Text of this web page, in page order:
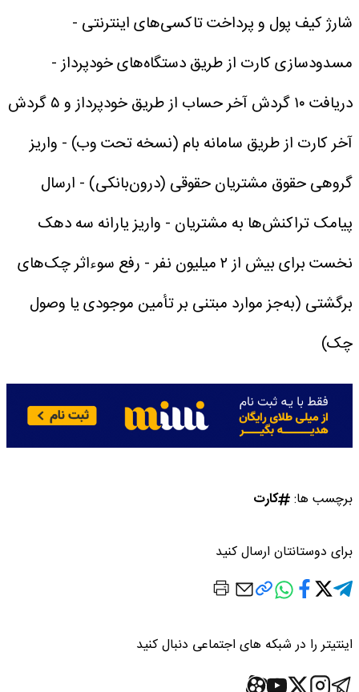
شارژ کیف پول و پرداخت تاکسی‌های اینترنتی -
مسدودسازی کارت از طریق دستگاه‌های خودپرداز-
دریافت ۱۰ گردش آخر حساب از طریق خودپرداز و ۵ گردش
آخر کارت از طریق سامانه بام (نسخه تحت وب) - واریز
گروهی حقوق مشتریان حقوقی (درون‌بانکی) - ارسال
پیامک تراکنش‌ها به مشتریان - واریز یارانه سه دهک
نخست برای بیش از ۲ میلیون نفر
- رفع سوءاثر چک‌های
برگشتی (به‌جز موارد مبتنی بر تأمین موجودی یا وصول
چک)
برچسب ها: کارت
برای دوستانتان ارسال کنید
اینتیتر را در شبکه های اجتماعی دنبال کنید